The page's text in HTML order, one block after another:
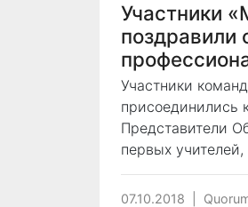
Участники
поздравили
Участники
присоединились
Представители
первых
07.10.2018